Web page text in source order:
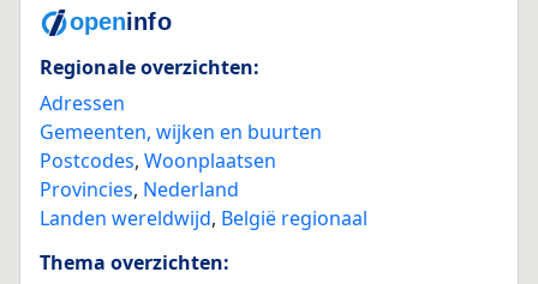
Regionale overzichten:
Adressen
Gemeenten, wijken en buurten
Postcodes, Woonplaatsen
Provincies, Nederland
Landen wereldwijd, België regionaal
Thema overzichten: